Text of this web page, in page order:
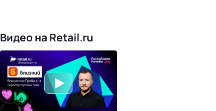
Видео на Retail.ru